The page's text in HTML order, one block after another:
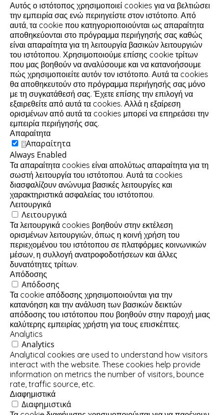
Αυτός ο ιστότοπος χρησιμοποιεί cookies για να βελτιώσει
την εμπειρία σας ενώ περιηγείστε στον ιστότοπο. Από
αυτά, τα cookie που κατηγοριοποιούνται ως απαραίτητα
αποθηκεύονται στο πρόγραμμα περιήγησής σας καθώς
είναι απαραίτητα για τη λειτουργία βασικών λειτουργιών
του ιστότοπου. Χρησιμοποιούμε επίσης cookie τρίτων
που μας βοηθούν να αναλύσουμε και να κατανοήσουμε
πώς χρησιμοποιείτε αυτόν τον ιστότοπο. Αυτά τα cookies
θα αποθηκευτούν στο πρόγραμμα περιήγησής σας μόνο
με τη συγκατάθεσή σας. Έχετε επίσης την επιλογή να
εξαιρεθείτε από αυτά τα cookies. Αλλά η εξαίρεση
ορισμένων από αυτά τα cookies μπορεί να επηρεάσει την
εμπειρία περιήγησής σας.
Απαραίτητα
Απαραίτητα
Always Enabled
Τα απαραίτητα cookies είναι απολύτως απαραίτητα για τη
σωστή λειτουργία του ιστότοπου. Αυτά τα cookies
διασφαλίζουν ανώνυμα βασικές λειτουργίες και
χαρακτηριστικά ασφαλείας του ιστότοπου.
Λειτουργικά
Λειτουργικά
Τα λειτουργικά cookies βοηθούν στην εκτέλεση
ορισμένων λειτουργιών, όπως η κοινή χρήση του
περιεχομένου του ιστότοπου σε πλατφόρμες κοινωνικών
μέσων, η συλλογή ανατροφοδοτήσεων και άλλες
δυνατότητες τρίτων.
Απόδοσης
Απόδοσης
Τα cookie απόδοσης χρησιμοποιούνται για την
κατανόηση και την ανάλυση των βασικών δεικτών
απόδοσης του ιστότοπου που βοηθούν στην παροχή μιας
καλύτερης εμπειρίας χρήστη για τους επισκέπτες.
Analytics
Analytics
Analytical cookies are used to understand how visitors
interact with the website. These cookies help provide
information on metrics the number of visitors, bounce
rate, traffic source, etc.
Διαφημιστικά
Διαφημιστικά